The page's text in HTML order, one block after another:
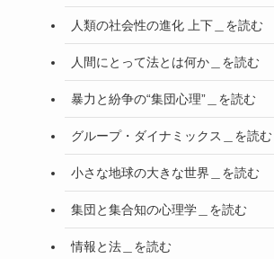
人類の社会性の進化 上下＿を読む
人間にとって法とは何か＿を読む
暴力と紛争の“集団心理”＿を読む
グループ・ダイナミックス＿を読む
小さな地球の大きな世界＿を読む
集団と集合知の心理学＿を読む
情報と法＿を読む